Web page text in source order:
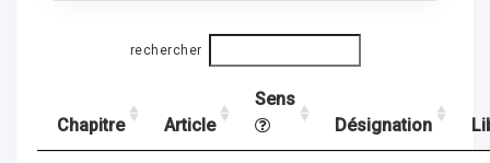
rechercher
Chapitre Article
Sens
Désignation